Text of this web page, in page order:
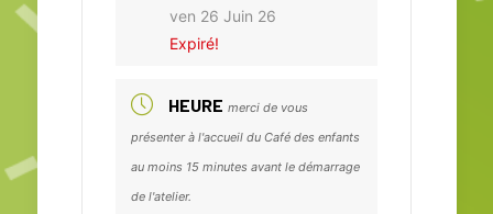
ven 26 Juin 26
Expiré!
HEURE merci de vous
présenter à l'accueil du Café des enfants
au moins 15 minutes avant le démarrage
de l'atelier.